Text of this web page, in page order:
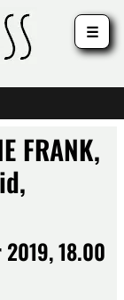
FRANK,
18.00
☰